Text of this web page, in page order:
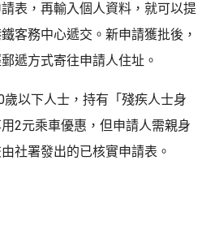
表，再輸入個人資料，就可以提
客務中心遞交。新申請獲批後，
遞方式寄往申請人住址。
以下人士，持有「殘疾人士身
2元乘車優惠，但申請人需親身
社署發出的已核實申請表。